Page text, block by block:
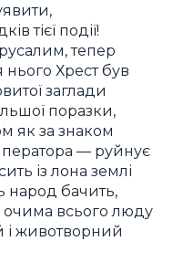
тієї події!
тепер
нього Хрест був
заглади
поразки,
як за знаком
— руйнує
із лона землі
народ бачить,
очима всього люду
і животворний